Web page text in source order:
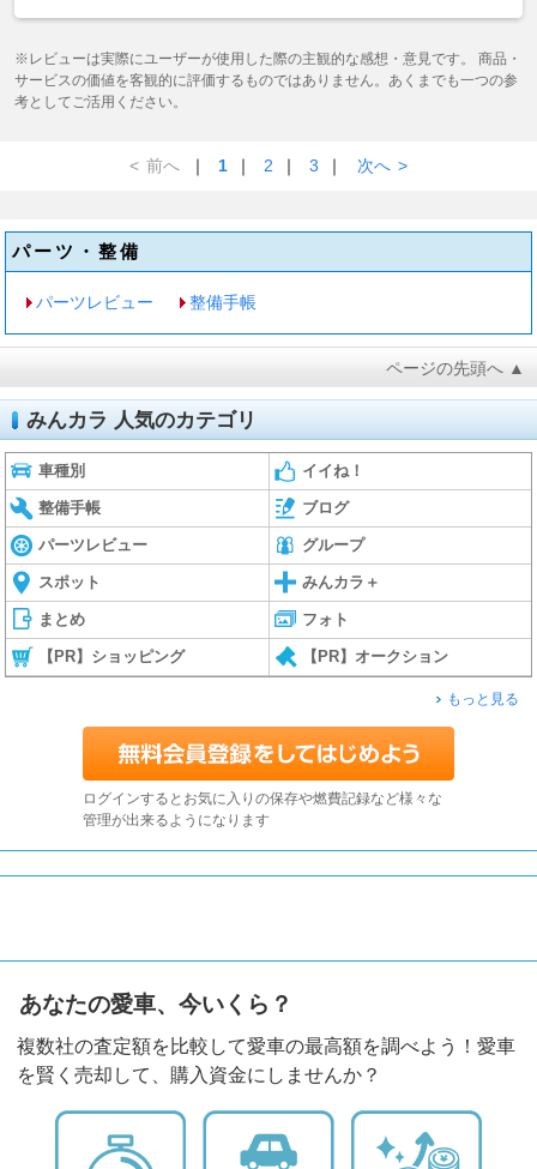
※レビューは実際にユーザーが使用した際の主観的な感想・意見です。 商品・
サービスの価値を客観的に評価するものではありません。あくまでも一つの参
考としてご活用ください。
< 前へ ｜ 1 ｜ 2 ｜ 3 ｜ 次へ >
パーツ・整備
パーツレビュー 整備手帳
ページの先頭へ ▲
みんカラ 人気のカテゴリ
車種別 イイね！
整備手帳 ブログ
パーツレビュー グループ
スポット みんカラ＋
まとめ フォト
【PR】ショッピング 【PR】オークション
もっと見る
ログインするとお気に入りの保存や燃費記録など様々な
管理が出来るようになります
あなたの愛車、今いくら？
複数社の査定額を比較して愛車の最高額を調べよう！愛車
を賢く売却して、購入資金にしませんか？